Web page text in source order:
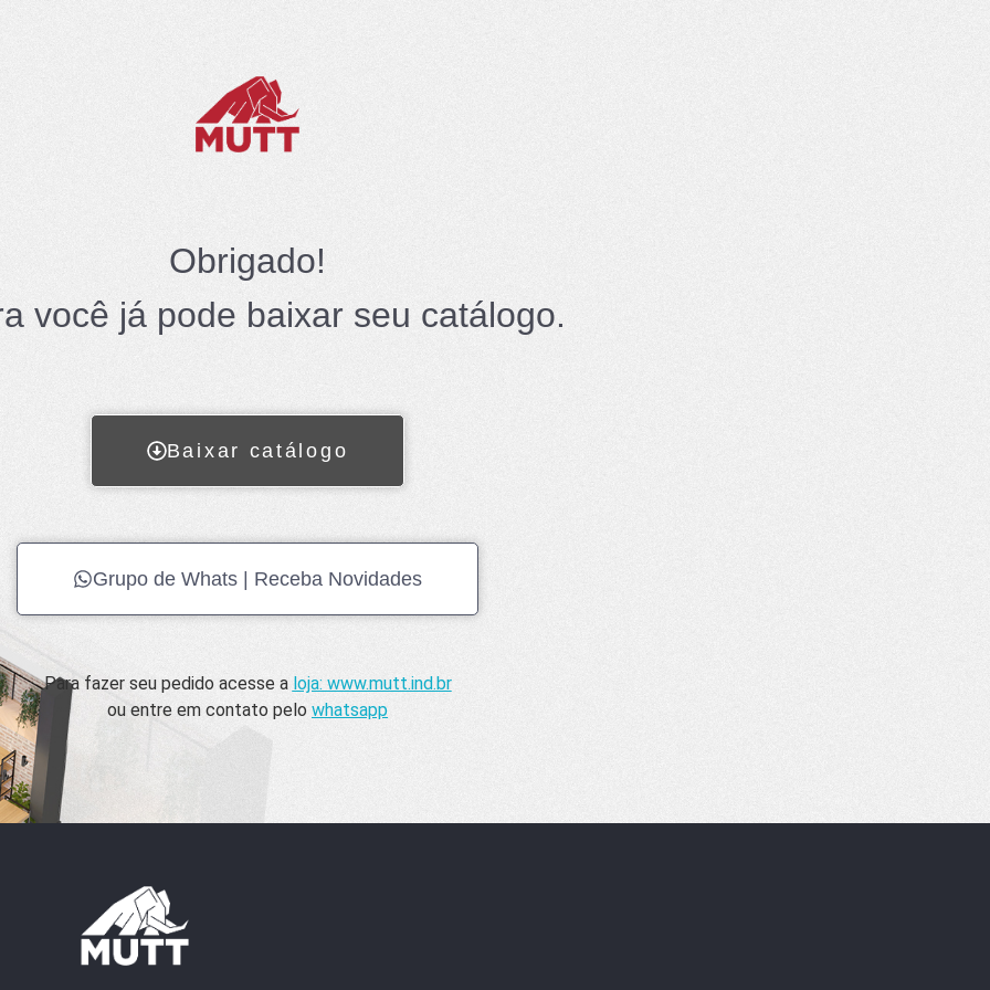
Obrigado!
você já pode baixar seu catálogo.
Baixar catálogo
Grupo de Whats | Receba Novidades
Para fazer seu pedido acesse a loja: www.mutt.ind.br
ou entre em contato pelo whatsapp